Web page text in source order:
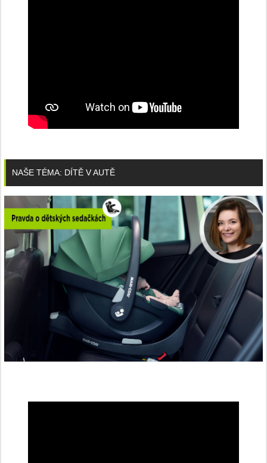
NAŠE TÉMA: DÍTĚ V AUTĚ